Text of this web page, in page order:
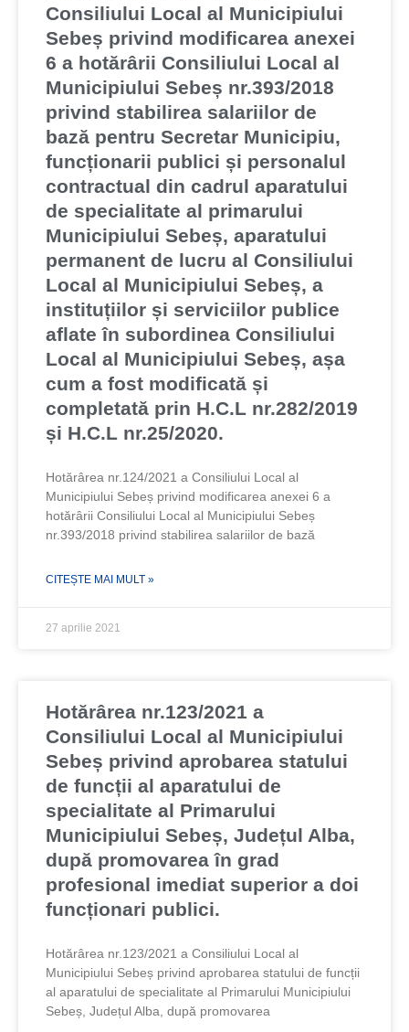
Consiliului Local al Municipiului
Sebeș privind modificarea anexei
6 a hotărârii Consiliului Local al
Municipiului Sebeș nr.393/2018
privind stabilirea salariilor de
bază pentru Secretar Municipiu,
funcționarii publici și personalul
contractual din cadrul aparatului
de specialitate al primarului
Municipiului Sebeș, aparatului
permanent de lucru al Consiliului
Local al Municipiului Sebeș, a
instituțiilor și serviciilor publice
aflate în subordinea Consiliului
Local al Municipiului Sebeș, așa
cum a fost modificată și
completată prin H.C.L nr.282/2019
și H.C.L nr.25/2020.
Hotărârea nr.124/2021 a Consiliului Local al
Municipiului Sebeș privind modificarea anexei 6 a
hotărârii Consiliului Local al Municipiului Sebeș
nr.393/2018 privind stabilirea salariilor de bază
CITEȘTE MAI MULT »
27 aprilie 2021
Hotărârea nr.123/2021 a
Consiliului Local al Municipiului
Sebeș privind aprobarea statului
de funcții al aparatului de
specialitate al Primarului
Municipiului Sebeș, Județul Alba,
după promovarea în grad
profesional imediat superior a doi
funcționari publici.
Hotărârea nr.123/2021 a Consiliului Local al
Municipiului Sebeș privind aprobarea statului de funcții
al aparatului de specialitate al Primarului Municipiului
Sebeș, Județul Alba, după promovarea